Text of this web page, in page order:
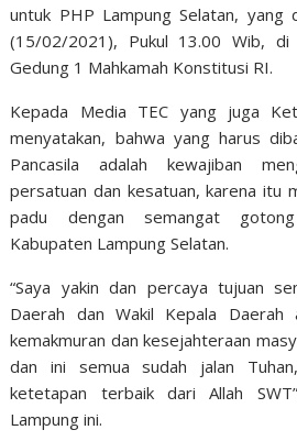
untuk PHP Lampung Selatan, yang
(15/02/2021), Pukul 13.00 Wib, di
Gedung 1 Mahkamah Konstitusi RI.
Kepada Media TEC yang juga
menyatakan, bahwa yang harus
Pancasila adalah kewajiban
persatuan dan kesatuan, karena itu
padu dengan semangat
Kabupaten Lampung Selatan.
“Saya yakin dan percaya tujuan
Daerah dan Wakil Kepala Daerah
kemakmuran dan kesejahteraan
dan ini semua sudah jalan
ketetapan terbaik dari Allah
Lampung ini.